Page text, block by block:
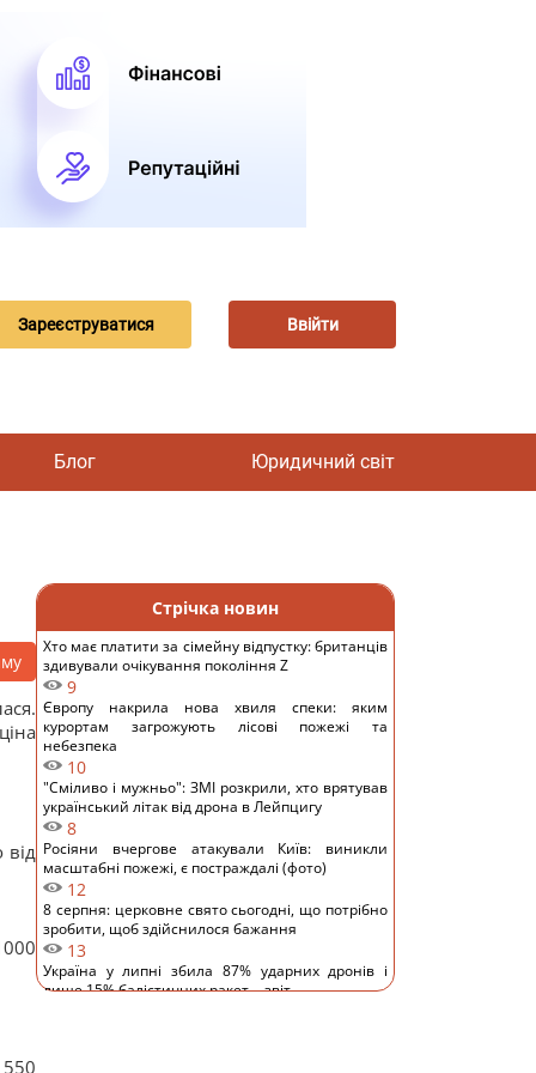
Зареєструватися Ввійти
Блог Юридичний світ
від
Стрічка новин
Хто має платити за сімейну відпустку: британців
здивували очікування покоління Z
9
Європу накрила нова хвиля спеки: яким
курортам загрожують лісові пожежі та
небезпека
10
"Сміливо і мужньо": ЗМІ розкрили, хто врятував
український літак від дрона в Лейпцигу
8
Росіяни вчергове атакували Київ: виникли
масштабні пожежі, є постраждалі (фото)
12
8 серпня: церковне свято сьогодні, що потрібно
зробити, щоб здійснилося бажання
13
Україна у липні збила 87% ударних дронів і
лише 15% балістичних ракет, - звіт